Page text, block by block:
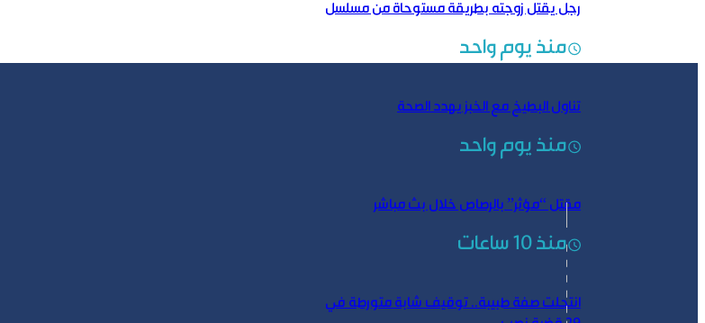
رجل يقتل زوجته بطريقة مستوحاة من مسلسل
منذ يوم واحد
تناول البطيخ مع الخبز يهدد الصحة
منذ يوم واحد
مقتل “مؤثر” بالرصاص خلال بث مباشر
منذ 10 ساعات
انتحلت صفة طبيبة.. توقيف شابة متورطة في